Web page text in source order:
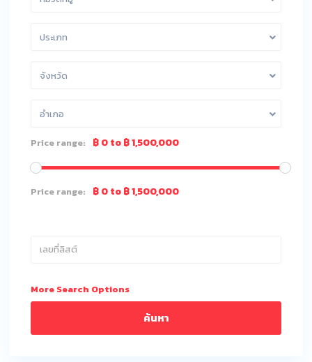
ประเภท
จังหวัด
อำเภอ
Price range: ฿ 0 to ฿ 1,500,000
Price range: ฿ 0 to ฿ 1,500,000
More Search Options
ค้นหา